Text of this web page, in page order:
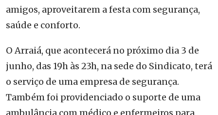
amigos, aproveitarem a festa com segurança,
saúde e conforto.
O Arraiá, que acontecerá no próximo dia 3 de
junho, das 19h às 23h, na sede do Sindicato, terá
o serviço de uma empresa de segurança.
Também foi providenciado o suporte de uma